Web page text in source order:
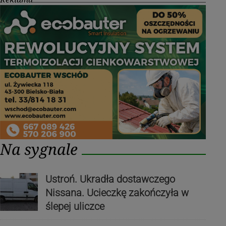
Na sygnale
Ustroń. Ukradła dostawczego
Nissana. Ucieczkę zakończyła w
ślepej uliczce